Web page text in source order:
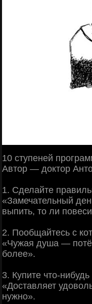
10 ступеней
Автор — доктор
1. Сделайте
«Замечательный
выпить, то ли
2. Пообщайтесь с
«Чужая душа —
более».
3. Купите что-
«Доставляет
нужно».